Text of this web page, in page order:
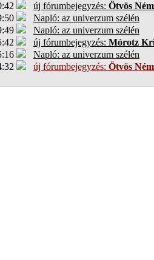
új fórumbejegyzés: Ötvös
Napló: az univerzum szélén
Napló: az univerzum szélén
új fórumbejegyzés: Mórotz
Napló: az univerzum szélén
új fórumbejegyzés: Ötvös